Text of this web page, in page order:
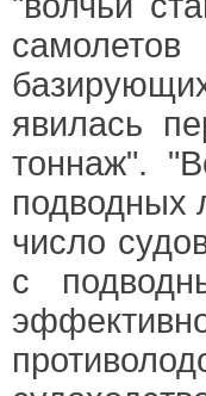
явилась
тоннаж".
подводных
число
с